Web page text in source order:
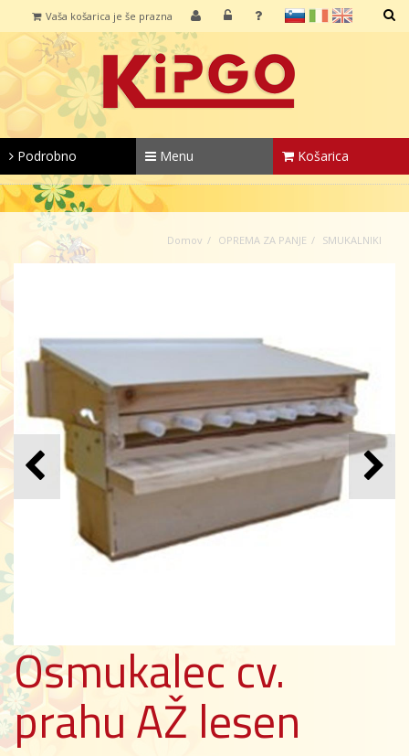
IŠČI
sl it
Vaša košarica je še prazna
Podrobno Menu Košarica
Domov OPREMA ZA PANJE SMUKALNIKI
Osmukalec cv.
prahu AŽ lesen